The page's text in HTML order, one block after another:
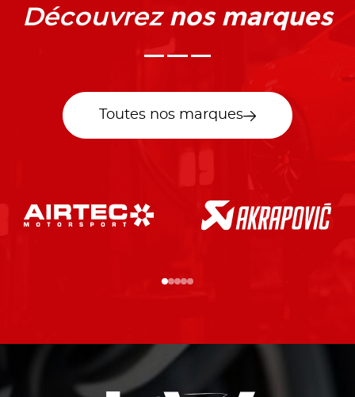
Découvrez nos marques
Toutes nos marques